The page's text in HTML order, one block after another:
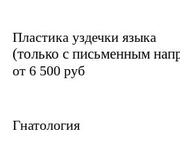
Пластика уздечки языка
(только с письменным
от 6 500 руб
Гнатология